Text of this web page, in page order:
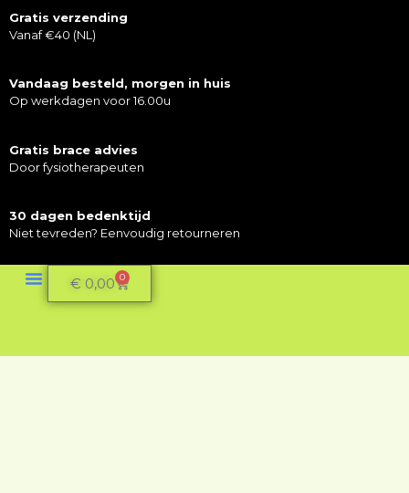
Gratis verzending
Vanaf €40 (NL)
Vandaag besteld, morgen in huis
Op werkdagen voor 16.00u
Gratis brace advies
Door fysiotherapeuten
30 dagen bedenktijd
Niet tevreden? Eenvoudig retourneren
€ 0,00 0